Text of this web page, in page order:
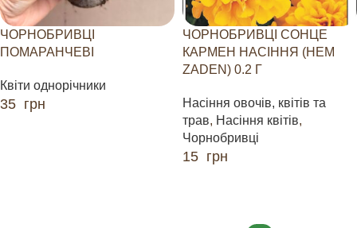
ЧОРНОБРИВЦІ
ПОМАРАНЧЕВІ
Квіти однорічники
35 грн
ЧОРНОБРИВЦІ СОНЦЕ
КАРМЕН НАСІННЯ (HEM
ZADEN) 0.2 Г
Насіння овочів, квітів та
трав, Насіння квітів,
Чорнобривці
15 грн